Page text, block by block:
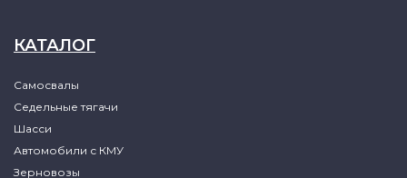
КАТАЛОГ
Самосвалы
Седельные тягачи
Шасси
Автомобили с КМУ
Зерновозы